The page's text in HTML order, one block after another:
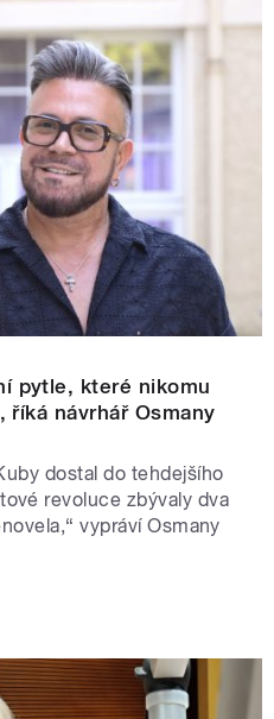
pytle, které nikomu
návrhář Osmany
dostal do tehdejšího
revoluce zbývaly dva
vypráví Osmany